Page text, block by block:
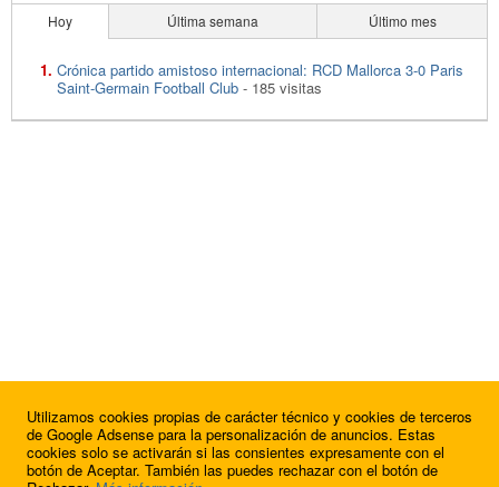
Hoy Última semana Último mes
Crónica partido amistoso internacional: RCD Mallorca 3-0 Paris
Saint-Germain Football Club - 185 visitas
Utilizamos cookies propias de carácter técnico y cookies de terceros
de Google Adsense para la personalización de anuncios. Estas
cookies solo se activarán si las consientes expresamente con el
botón de Aceptar. También las puedes rechazar con el botón de